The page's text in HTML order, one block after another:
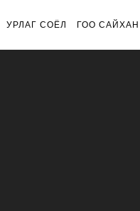
УРЛАГ СОЁЛ ГОО САЙХАН